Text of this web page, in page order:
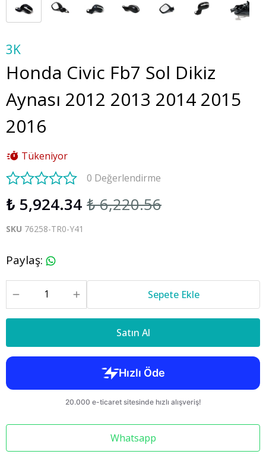
3K
Honda Civic Fb7 Sol Dikiz
Aynası 2012 2013 2014 2015
2016
Tükeniyor
0 Değerlendirme
₺ 5,924.34 ₺ 6,220.56
SKU 76258-TR0-Y41
Paylaş:
Sepete Ekle
Satın Al
Whatsapp